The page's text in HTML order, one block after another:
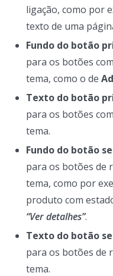
ligação, como por
texto de uma
Fundo do botão
para os botões
tema, como o de
Texto do botão
para os botões
tema.
Fundo do botão
para os botões de
tema, como por
produto com
“Ver detalhes”.
Texto do botão
para os botões de
tema.